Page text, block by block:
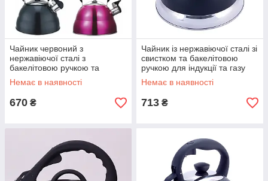
Чайник червоний з
нержавіючої сталі з
бакелітовою ручкою та
свистком 2.5л Kamille KM-
0685
Немає в наявності
670 ₴
Чайник із нержавіючої сталі зі
свистком та бакелітовою
ручкою для індукції та газу
(2,5 л) Kamille KM-1084
Немає в наявності
713 ₴